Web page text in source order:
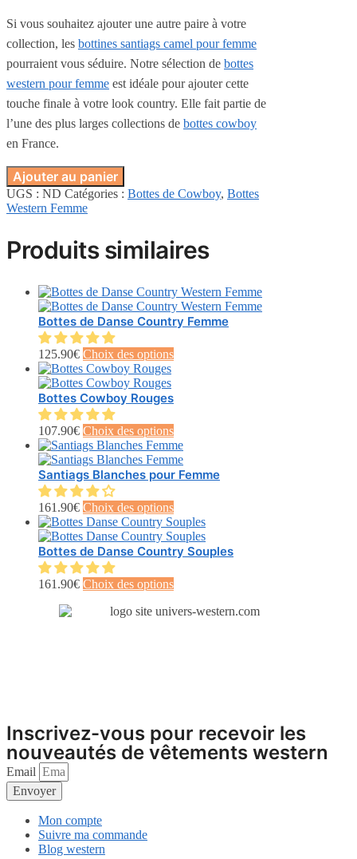
Si vous souhaitez ajouter une autre paire à votre
collection, les bottines santiags camel pour femme
pourraient vous séduire. Notre sélection de bottes
western pour femme est idéale pour ajouter cette
touche finale à votre look country. Elle fait partie de
l’une des plus larges collections de bottes cowboy
en France.
Ajouter au panier
UGS : ND Catégories : Bottes de Cowboy, Bottes
Western Femme
Produits similaires
Bottes de Danse Country Femme
125.90€ Choix des optionsCe
plusieurs
Les
options
peuvent
être
choisies
la
page
du
produit
Bottes Cowboy Rouges
107.90€ Choix des optionsCe
produit
a
plusieurs
Les
options
peuvent
être
choisies
la
du
Santiags Blanches pour Femme
161.90€ Choix des optionsCe
produit
a
plusieurs
Les
options
peuvent
Bottes de Danse Country Souples
161.90€ Choix des optionsCe
a
sur
la
page
Inscrivez-vous pour recevoir les
nouveautés de vêtements western
Email
Envoyer
Mon compte
Suivre ma commande
Blog western